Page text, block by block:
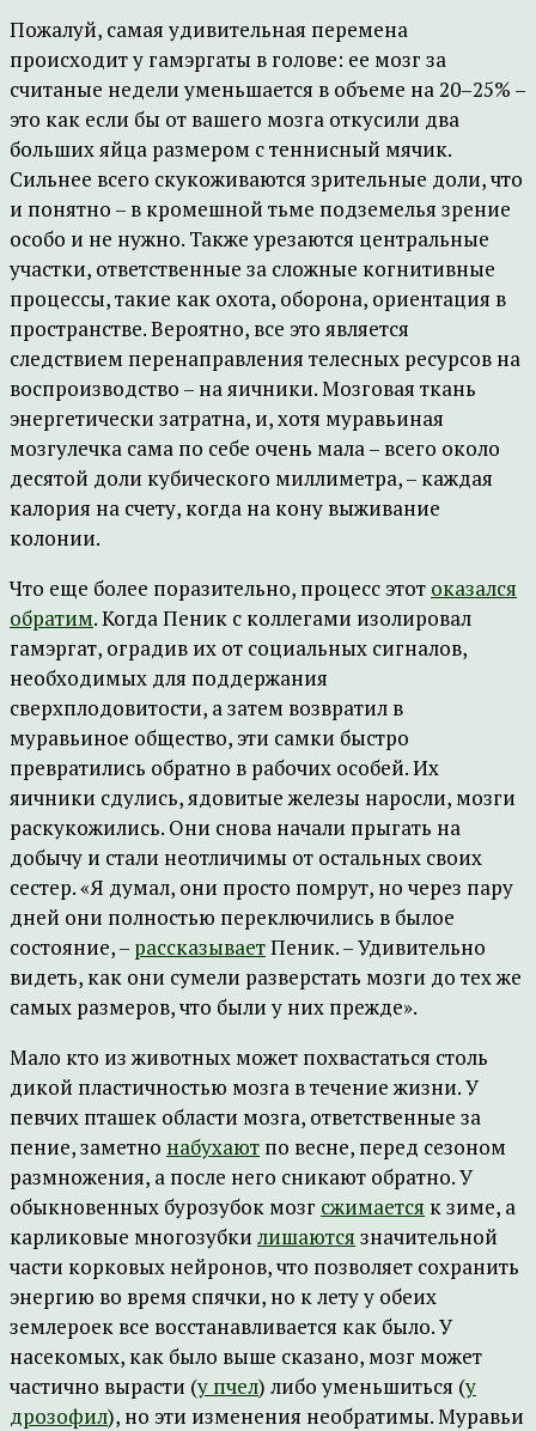
Пожалуй, самая удивительная перемена
происходит у гамэргаты в голове: ее мозг за
считаные недели уменьшается в объеме на 20–25% –
это как если бы от вашего мозга откусили два
больших яйца размером с теннисный мячик.
Сильнее всего скукоживаются зрительные доли, что
и понятно – в кромешной тьме подземелья зрение
особо и не нужно. Также урезаются центральные
участки, ответственные за сложные когнитивные
процессы, такие как охота, оборона, ориентация в
пространстве. Вероятно, все это является
следствием перенаправления телесных ресурсов на
воспроизводство – на яичники. Мозговая ткань
энергетически затратна, и, хотя муравьиная
мозгулечка сама по себе очень мала – всего около
десятой доли кубического миллиметра, – каждая
калория на счету, когда на кону выживание
колонии.
Что еще более поразительно, процесс этот оказался
обратим. Когда Пеник с коллегами изолировал
гамэргат, оградив их от социальных сигналов,
необходимых для поддержания
сверхплодовитости, а затем возвратил в
муравьиное общество, эти самки быстро
превратились обратно в рабочих особей. Их
яичники сдулись, ядовитые железы наросли, мозги
раскукожились. Они снова начали прыгать на
добычу и стали неотличимы от остальных своих
сестер. «Я думал, они просто помрут, но через пару
дней они полностью переключились в былое
состояние, – рассказываетПеник. – Удивительно
видеть, как они сумели разверстать мозги до тех же
самых размеров, что были у них прежде».
Мало кто из животных может похвастаться столь
дикой пластичностью мозга в течение жизни. У
певчих пташек области мозга, ответственные за
пение, заметно набухают по весне, перед сезоном
размножения, а после него сникают обратно. У
обыкновенных бурозубок мозг сжимается к зиме, а
карликовые многозубки лишаются значительной
части корковых нейронов, что позволяет сохранить
энергию во время спячки, но к лету у обеих
землероек все восстанавливается как было. У
насекомых, как было выше сказано, мозг может
частично вырасти (у пчел) либо уменьшиться (у
дрозофил), но эти изменения необратимы. Муравьи